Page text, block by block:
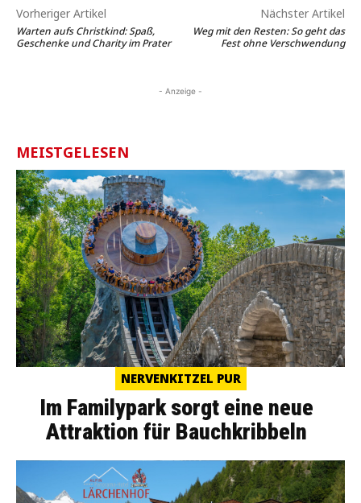
Vorheriger Artikel
Warten aufs Christkind: Spaß,
Geschenke und Charity im Prater
Nächster Artikel
Weg mit den Resten: So geht das
Fest ohne Verschwendung
- Anzeige -
MEISTGELESEN
NERVENKITZEL PUR
Im Familypark sorgt eine neue
Attraktion für Bauchkribbeln